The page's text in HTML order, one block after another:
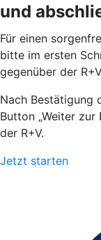
und
Für einen
bitte im ersten
gegenüber der
Nach Bestätigung
Button „Weiter zur
der R+V.
Jetzt starten